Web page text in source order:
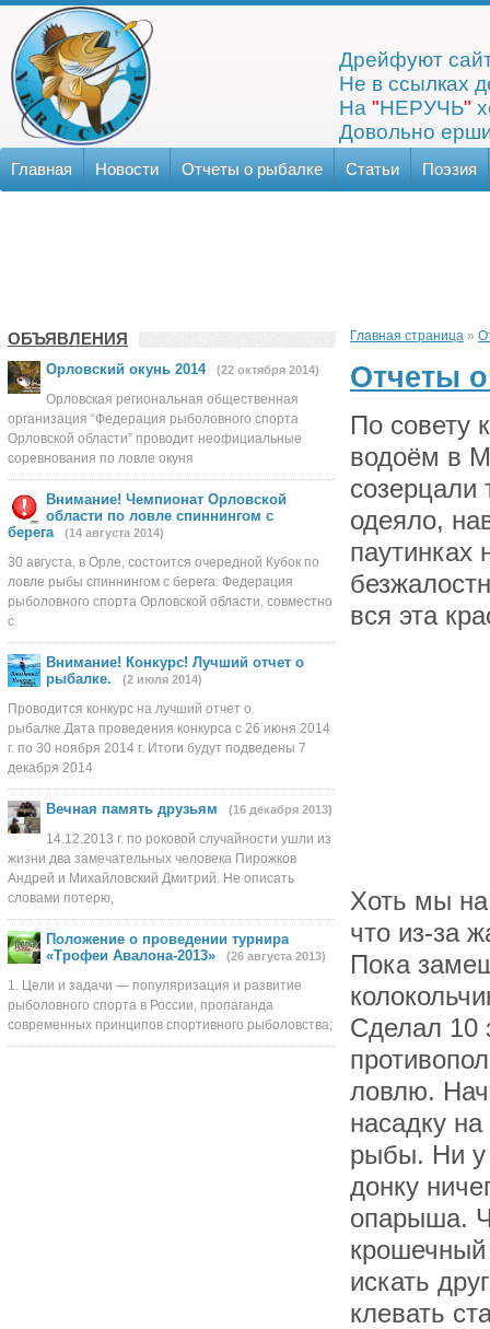
Дрейфуют
Не в ссылках
На "НЕРУЧЬ"
Довольно
Главная Новости Отчеты о рыбалке Статьи Поэзия
ОБЪЯВЛЕНИЯ
Орловский окунь 2014 (22 октября 2014)
Орловская региональная общественная
организация “Федерация рыболовного спорта
Орловской области” проводит неофициальные
соревнования по ловле окуня
Внимание! Чемпионат Орловской
области по ловле спиннингом с
берега
(14 августа 2014)
30 августа, в Орле, состоится очередной Кубок по
ловле рыбы спиннингом с берега. Федерация
рыболовного спорта Орловской области, совместно
с
Внимание! Конкурс! Лучший отчет о
рыбалке.
(2 июля 2014)
Проводится конкурс на лучший отчет о
рыбалке.Дата проведения конкурса с 26 июня 2014
г. по 30 ноября 2014 г. Итоги будут подведены 7
декабря 2014
Вечная память друзьям (16 декабря 2013)
14.12.2013 г. по роковой случайности ушли из
жизни два замечательных человека Пирожков
Андрей и Михайловский Дмитрий. Не описать
словами потерю,
Положение о проведении турнира
«Трофеи Авалона-2013»
(26 августа 2013)
1. Цели и задачи — популяризация и развитие
рыболовного спорта в России, пропаганда
современных принципов спортивного рыболовства;
Главная страница »
Отчеты
По совету
водоём в
созерцали
одеяло,
паутинках
вся эта
Хоть мы
что из-за
Пока
Сделал 10
ловлю.
насадку
рыбы. Ни у
донку
опарыша.
искать
клевать